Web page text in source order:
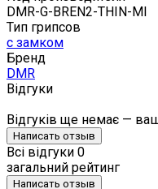
DMR-G-BREN2-THIN-MI
Тип грипсов
с замком
Бренд
DMR
Відгуки
Відгуків ще немає —
Написать отзыв
Всі відгуки 0
загальний рейтинг
Написать отзыв